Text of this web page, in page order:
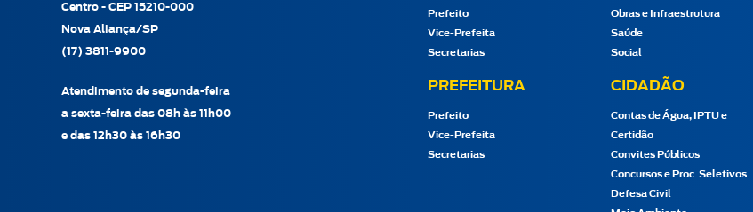
Centro - CEP 15210-000
Nova Aliança/SP
(17) 3811-9900
Atendimento de segunda-feira
a sexta-feira das 08h às 11h00
e das 12h30 às 16h30
Prefeito
Vice-Prefeita
Secretarias
PREFEITURA
Prefeito
Vice-Prefeita
Secretarias
Obras e Infraestrutura
Saúde
Social
CIDADÃO
Contas de Água, IPTU e
Certidão
Convites Públicos
Concursos e Proc. Seletivos
Defesa Civil